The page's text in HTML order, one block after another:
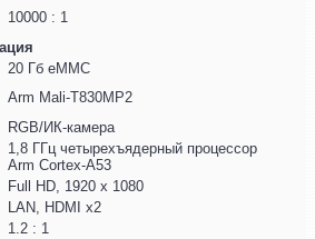
10000 : 1
20 Гб eMMC
Arm Mali-T830MP2
RGB/ИК-камера
1,8 ГГц четырехъядерный процессор
Arm Cortex-A53
Full HD, 1920 x 1080
LAN, HDMI x2
1.2 : 1